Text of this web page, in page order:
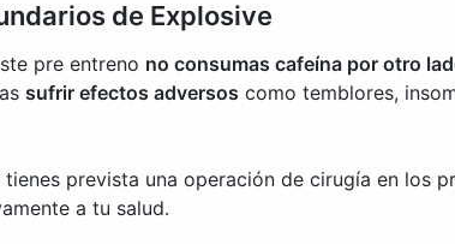
de Explosive
pre entreno no consumas cafeína por otro
sufrir efectos adversos como temblores,
prevista una operación de cirugía en los
a tu salud.